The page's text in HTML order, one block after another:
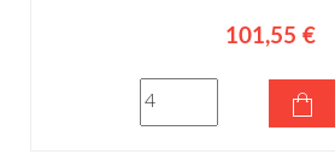
101,55 €